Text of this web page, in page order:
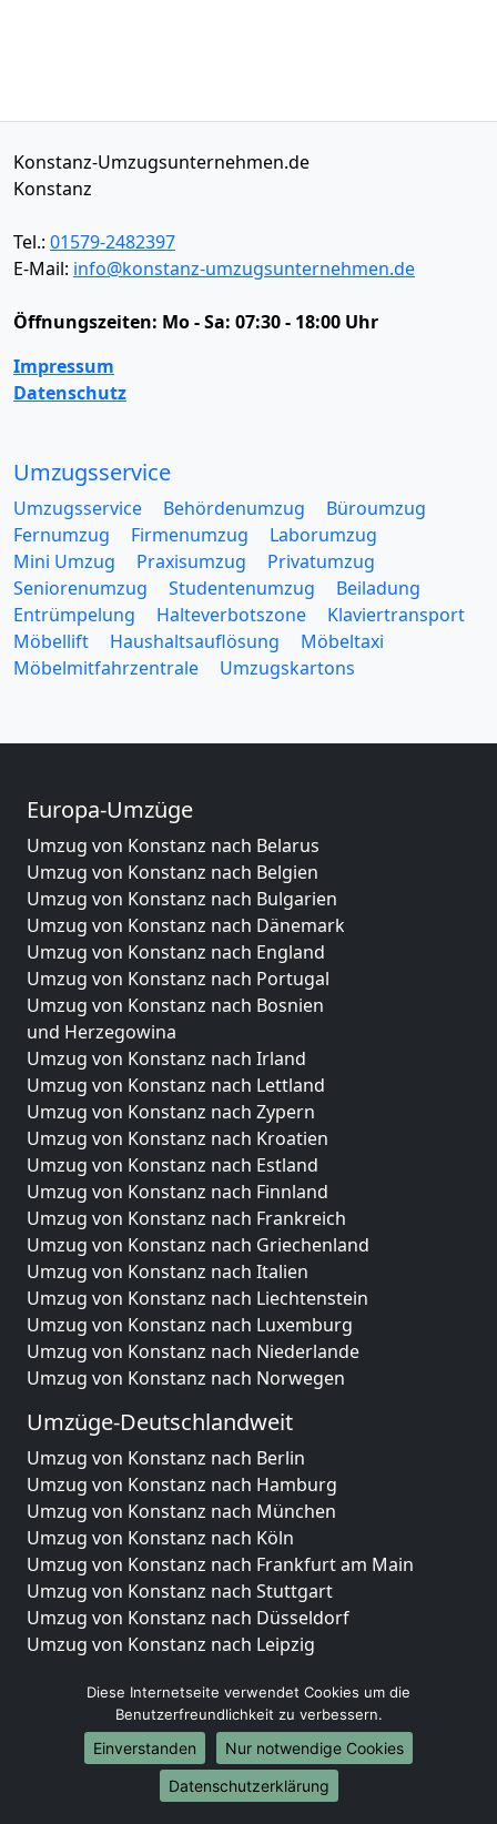
Konstanz-Umzugsunternehmen.de
Konstanz
Tel.: 01579-2482397
E-Mail: info@konstanz-umzugsunternehmen.de
Öffnungszeiten: Mo - Sa: 07:30 - 18:00 Uhr
Impressum
Datenschutz
Umzugsservice
Umzugsservice Behördenumzug
Büroumzug
Fernumzug
Firmenumzug
Laborumzug
Mini Umzug
Praxisumzug
Privatumzug
Seniorenumzug
Studentenumzug
Beiladung
Entrümpelung
Halteverbotszone
Klaviertransport
Möbellift
Haushaltsauflösung
Möbeltaxi
Möbelmitfahrzentrale
Umzugskartons
Europa-Umzüge
Umzug von Konstanz nach Belarus
Umzug von Konstanz nach Belgien
Umzug von Konstanz nach Bulgarien
Umzug von Konstanz nach Dänemark
Umzug von Konstanz nach England
Umzug von Konstanz nach Portugal
Umzug von Konstanz nach Bosnien
und Herzegowina
Umzug von Konstanz nach Irland
Umzug von Konstanz nach Lettland
Umzug von Konstanz nach Zypern
Umzug von Konstanz nach Kroatien
Umzug von Konstanz nach Estland
Umzug von Konstanz nach Finnland
Umzug von Konstanz nach Frankreich
Umzug von Konstanz nach Griechenland
Umzug von Konstanz nach Italien
Umzug von Konstanz nach Liechtenstein
Umzug von Konstanz nach Luxemburg
Umzug von Konstanz nach Niederlande
Umzug von Konstanz nach Norwegen
Umzüge-Deutschlandweit
Umzug von Konstanz nach Berlin
Umzug von Konstanz nach Hamburg
Umzug von Konstanz nach München
Umzug von Konstanz nach Köln
Umzug von Konstanz nach Frankfurt am Main
Umzug von Konstanz nach Stuttgart
Umzug von Konstanz nach Düsseldorf
Umzug von Konstanz nach Leipzig
Umzug von Konstanz nach Essen
Umzug von Konstanz nach Bremen
Umzug von Konstanz nach Dresden
Umzug von Konstanz nach Hannover
Umzug von Konstanz nach Nürnberg
Diese Internetseite verwendet Cookies um die
Benutzerfreundlichkeit zu verbessern.
Einverstanden
Nur notwendige Cookies
Datenschutzerklärung